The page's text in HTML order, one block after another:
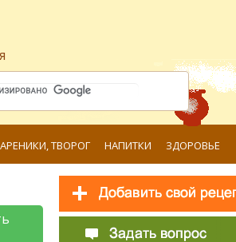
ТВОРОГ НАПИТКИ ЗДОРОВЬЕ